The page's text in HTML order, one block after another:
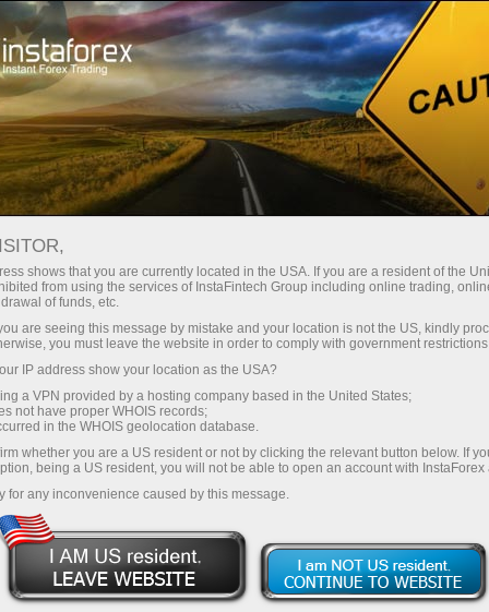
For Traders Forex Analytics
InstaForex TV
Forex TV News
Error loading YouTube: Video could not be
played
shows that you are currently located in the USA. If you are a resident of the
from using the services of InstaFintech Group including online trading,
of funds, etc.
are seeing this message by mistake and your location is not the US, kindly
you must leave the website in order to comply with government
IP address show your location as the USA?
a VPN provided by a hosting company based in the United States;
not have proper WHOIS records;
in the WHOIS geolocation database.
whether you are a US resident or not by clicking the relevant button below. If
being a US resident, you will not be able to open an account with InstaForex
for any inconvenience caused by this message.